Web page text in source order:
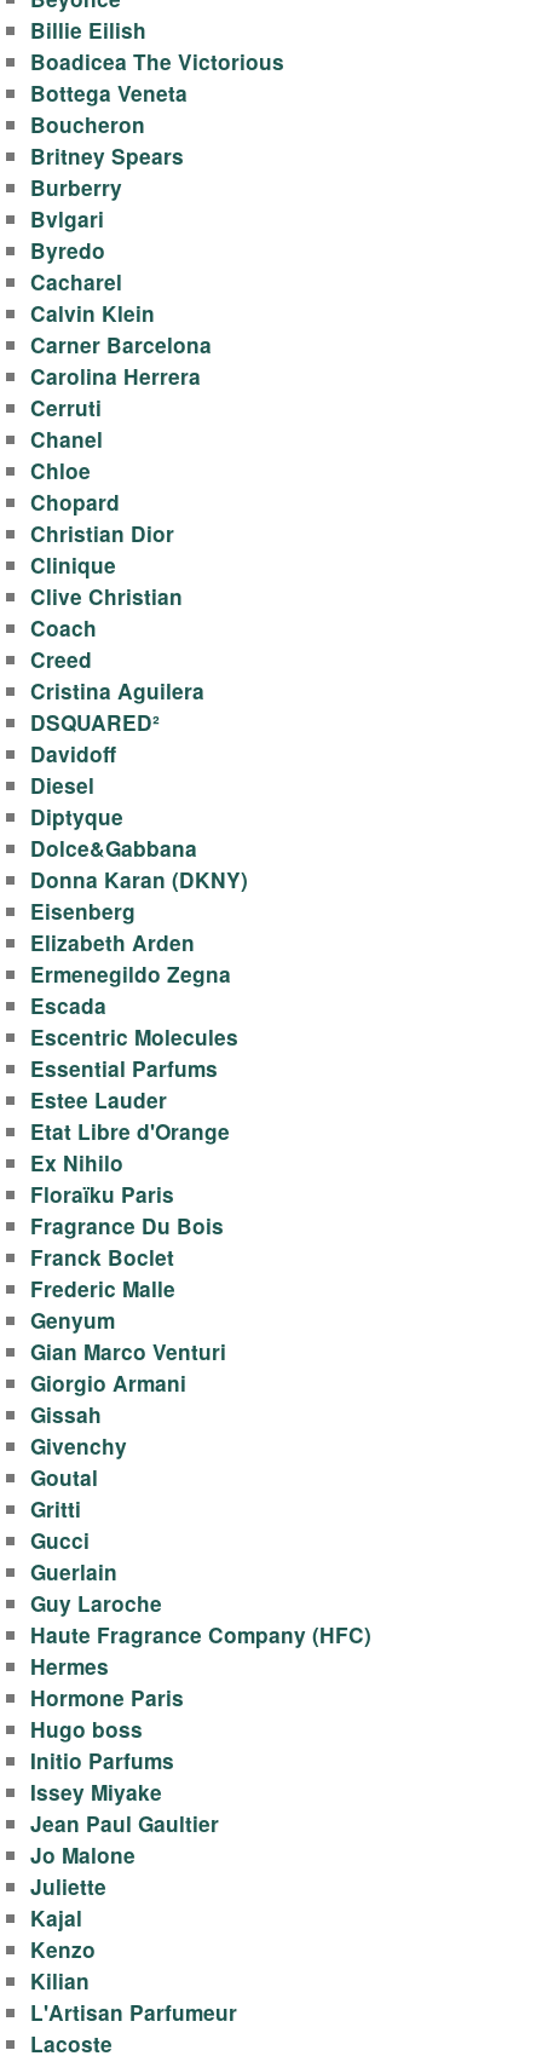
Billie Eilish
Boadicea The Victorious
Bottega Veneta
Boucheron
Britney Spears
Burberry
Bvlgari
Byredo
Cacharel
Calvin Klein
Carner Barcelona
Carolina Herrera
Cerruti
Chanel
Chloe
Chopard
Christian Dior
Clinique
Clive Christian
Coach
Creed
Cristina Aguilera
DSQUARED²
Davidoff
Diesel
Diptyque
Dolce&Gabbana
Donna Karan (DKNY)
Eisenberg
Elizabeth Arden
Ermenegildo Zegna
Escada
Escentric Molecules
Essential Parfums
Estee Lauder
Etat Libre d'Orange
Ex Nihilo
Floraïku Paris
Fragrance Du Bois
Franck Boclet
Frederic Malle
Genyum
Gian Marco Venturi
Giorgio Armani
Gissah
Givenchy
Goutal
Gritti
Gucci
Guerlain
Guy Laroche
Haute Fragrance Company (HFC)
Hermes
Hormone Paris
Hugo boss
Initio Parfums
Issey Miyake
Jean Paul Gaultier
Jo Malone
Juliette
Kajal
Kenzo
Kilian
L'Artisan Parfumeur
Lacoste